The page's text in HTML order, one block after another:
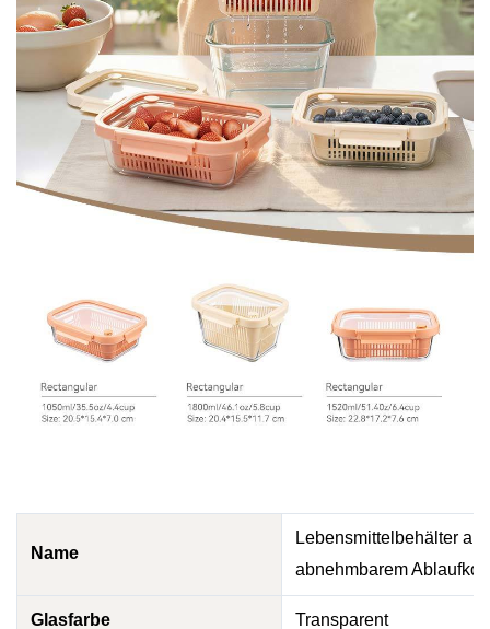
Name
Lebensmittelbehälter
abnehmbarem
Glasfarbe Transparent